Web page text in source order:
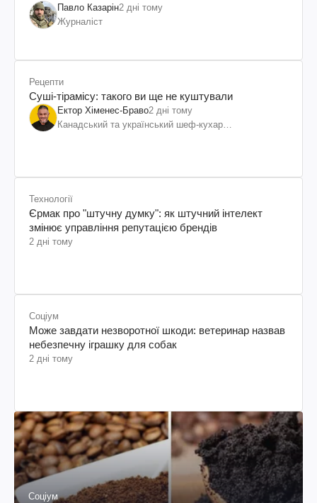
Павло Казарін2 дні тому
Журналіст
Рецепти
Суші-тірамісу: такого ви ще не куштували
Ектор Хіменес-Браво2 дні тому
Канадський та український шеф-кухар
Технології
Єрмак про "штучну думку": як штучний інтелект
змінює управління репутацією брендів
2 дні тому
Соціум
Може завдати незворотної шкоди: ветеринар назвав
небезпечну іграшку для собак
2 дні тому
Соціум